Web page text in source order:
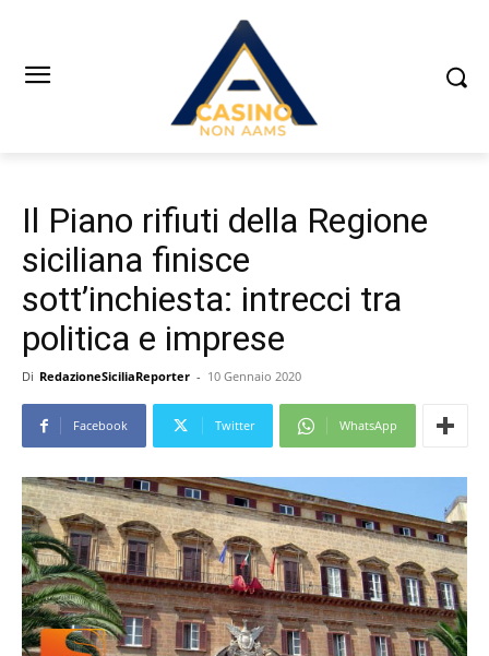
Il Piano rifiuti della Regione
siciliana finisce
sott’inchiesta: intrecci tra
politica e imprese
Di RedazioneSiciliaReporter - 10 Gennaio 2020
Facebook Twitter WhatsApp